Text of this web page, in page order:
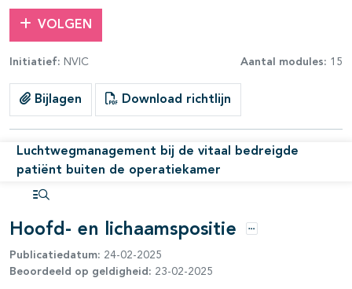
VOLGEN
Initiatief: NVIC Aantal modules: 15
Bijlagen Download richtlijn
Luchtwegmanagement bij de vitaal bedreigde
patiënt buiten de operatiekamer
Hoofd- en lichaamspositie Opties
Publicatiedatum: 24-02-2025
Beoordeeld op geldigheid: 23-02-2025